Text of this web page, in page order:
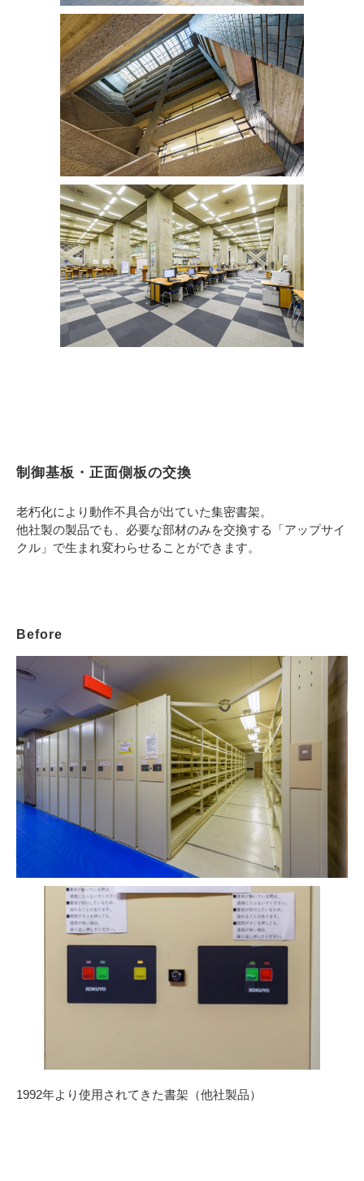
制御基板・正面側板の交換
老朽化により動作不具合が出ていた集密書架。
他社製の製品でも、必要な部材のみを交換する「アップサイ
クル」で生まれ変わらせることができます。
Before
1992年より使用されてきた書架（他社製品）